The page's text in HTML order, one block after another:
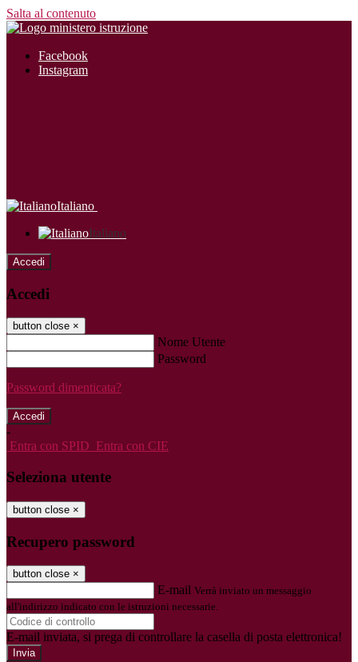
Salta al contenuto
Facebook
Instagram
Italiano
Italiano
Accedi
Accedi
button close ×
Nome Utente
Password
Password dimenticata?
-
Entra con SPID Entra con CIE
Seleziona utente
button close ×
Recupero password
button close ×
E-mail Verrà inviato un messaggio
all'indirizzo indicato con le istruzioni necessarie.
E-mail inviata, si prega di controllare la casella di posta elettronica!